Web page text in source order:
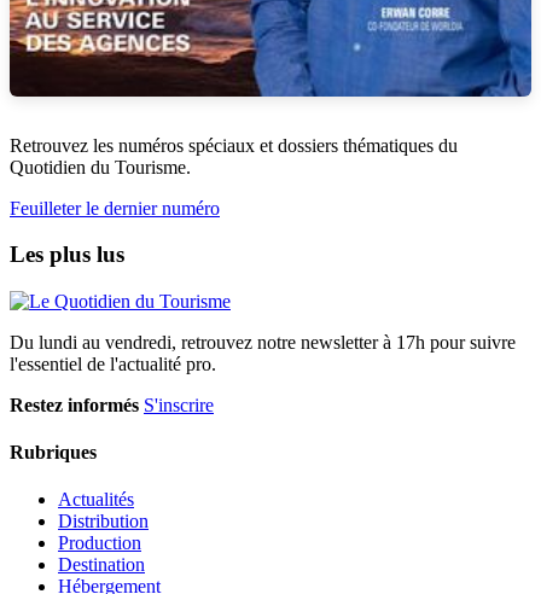
Retrouvez les numéros spéciaux et dossiers thématiques du
Quotidien du Tourisme.
Feuilleter le dernier numéro
Les plus lus
Du lundi au vendredi, retrouvez notre newsletter à 17h pour suivre
l'essentiel de l'actualité pro.
Restez informés S'inscrire
Rubriques
Actualités
Distribution
Production
Destination
Hébergement